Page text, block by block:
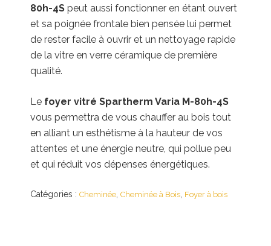
80h-4S peut aussi fonctionner en étant ouvert
et sa poignée frontale bien pensée lui permet
de rester facile à ouvrir et un nettoyage rapide
de la vitre en verre céramique de première
qualité.
Le foyer vitré Spartherm Varia M-80h-4S
vous permettra de vous chauffer au bois tout
en alliant un esthétisme à la hauteur de vos
attentes et une énergie neutre, qui pollue peu
et qui réduit vos dépenses énergétiques.
Catégories : Cheminée Cheminée à Bois Foyer à bois